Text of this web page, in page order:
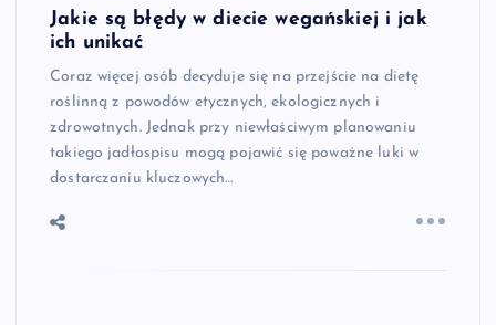
Jakie są błędy w diecie wegańskiej i jak
ich unikać
Coraz więcej osób decyduje się na przejście na dietę
roślinną z powodów etycznych, ekologicznych i
zdrowotnych. Jednak przy niewłaściwym planowaniu
takiego jadłospisu mogą pojawić się poważne luki w
dostarczaniu kluczowych…